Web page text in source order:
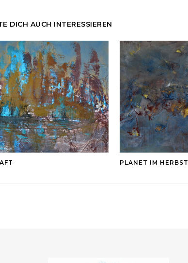
DICH AUCH INTERESSIEREN
PLANET IM HERBST